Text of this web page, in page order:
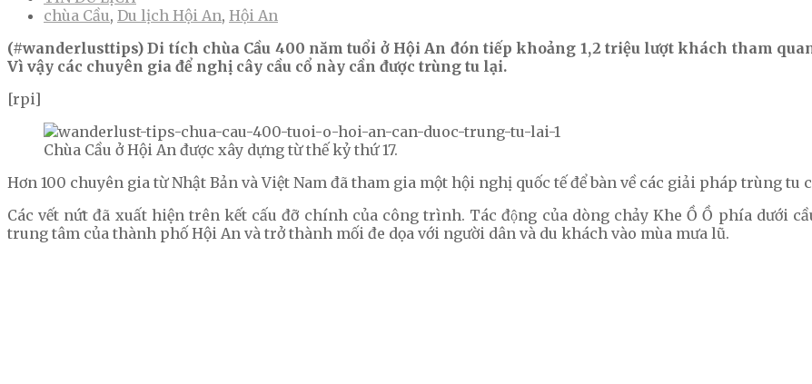
chùa Cầu, Du lịch Hội An, Hội An
(#wanderlusttips) Di tích chùa Cầu 400 năm tuổi ở Hội An đón tiếp khoảng 1,2 triệu lượt khách tham
Vì vậy các chuyên gia để nghị cây cầu cổ này cần được trùng tu lại.
[rpi]
Chùa Cầu ở Hội An được xây dựng từ thế kỷ thứ 17.
Hơn 100 chuyên gia từ Nhật Bản và Việt Nam đã tham gia một hội nghị quốc tế để bàn về các giải pháp trùng tu
Các vết nứt đã xuất hiện trên kết cấu đỡ chính của công trình. Tác động của dòng chảy Khe Ồ Ồ phía dưới
trung tâm của thành phố Hội An và trở thành mối đe dọa với người dân và du khách vào mùa mưa lũ.